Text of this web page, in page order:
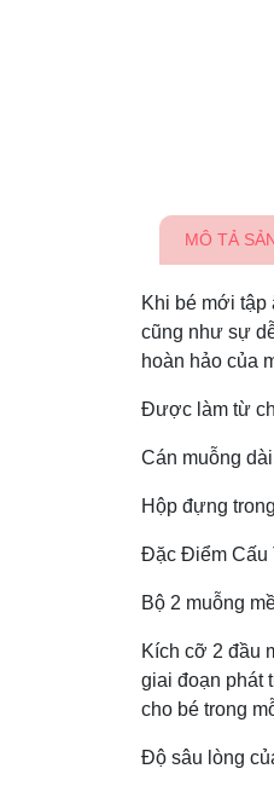
MÔ TẢ
Khi bé mới tập
cũng như sự
hoàn hảo của
Được làm từ
Cán muỗng
Hộp đựng
Đặc Điểm Cấu
Bộ 2 muỗng
Kích cỡ 2 đầu
giai đoạn phát
cho bé trong
Độ sâu lòng